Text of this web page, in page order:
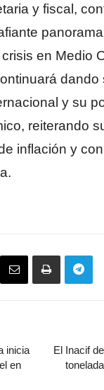
y fiscal,
en Medio
dando
y su
reiterando
inflación y
inicia
en
El Inacif